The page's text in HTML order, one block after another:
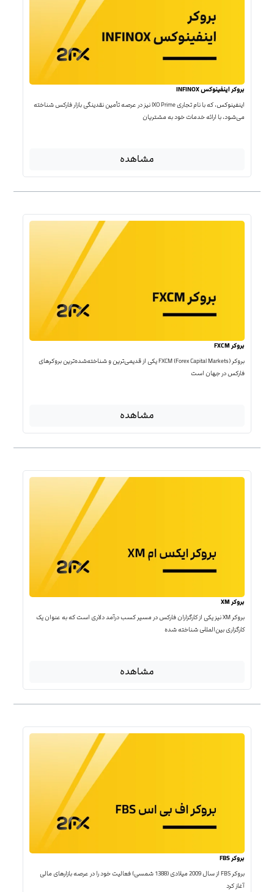
بروکر اینفینوکس INFINOX
اینفینوکس، که با نام تجاری IXO Prime نیز در عرصه تأمین نقدینگی بازار فارکس شناخته
می‌شود، با ارائه خدمات خود به مشتریان
مشاهده
بروکر FXCM
بروکر FXCM (Forex Capital Markets) یکی از قدیمی‌ترین و شناخته‌شده‌ترین بروکرهای
فارکس در جهان است
مشاهده
بروکر XM
بروکر XM نیز یکی از کارگزاران فارکس در مسیر کسب درآمد دلاری است که به عنوان یک
کارگزاری بین‌المللی شناخته شده
مشاهده
بروکر FBS
بروکر FBS از سال 2009 میلادی (1388 شمسی) فعالیت خود را در عرصه بازارهای مالی
آغاز کرد